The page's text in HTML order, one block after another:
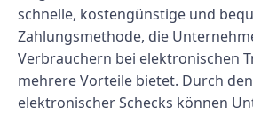
schnelle, kostengünstige und
Zahlungsmethode, die
Verbrauchern bei elektronischen
mehrere Vorteile bietet. Durch
elektronischer Schecks können